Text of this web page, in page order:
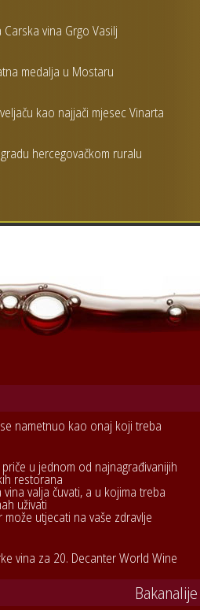
vina Grgo Vasilj
medalja u Mostaru
kao najjači mjesec Vinarta
hercegovačkom ruralu
nametnuo kao onaj koji treba
u jednom od najnagrađivanijih
restorana
vina valja čuvati, a u kojima treba
uživati
može utjecati na vaše zdravlje
vina za 20. Decanter World Wine
Bakanalije